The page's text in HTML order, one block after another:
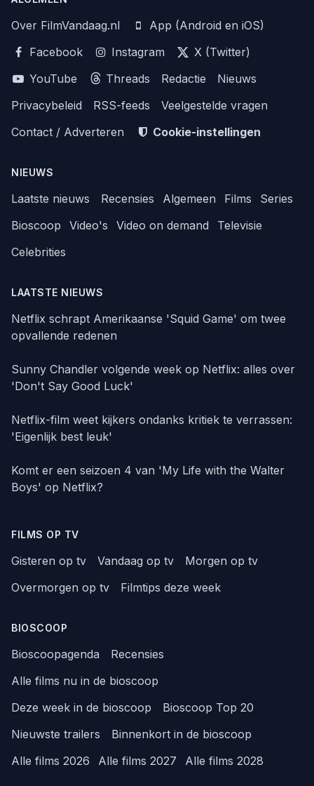
Over FilmVandaag.nl
App (Android en iOS)
Facebook
Instagram
X (Twitter)
YouTube
Threads Redactie
Nieuws
Privacybeleid
RSS-feeds
Veelgestelde vragen
Contact / Adverteren
Cookie-instellingen
NIEUWS
Laatste nieuws Recensies Algemeen Films
Series
Bioscoop
Video's Video on demand
Televisie
Celebrities
LAATSTE NIEUWS
Netflix schrapt Amerikaanse 'Squid Game' om twee
opvallende redenen
Sunny Chandler volgende week op Netflix: alles over
'Don't Say Good Luck'
Netflix-film weet kijkers ondanks kritiek te verrassen:
'Eigenlijk best leuk'
Komt er een seizoen 4 van 'My Life with the Walter
Boys' op Netflix?
FILMS OP TV
Gisteren op tv Vandaag op tv
Morgen op tv
Overmorgen op tv
Filmtips deze week
BIOSCOOP
Bioscoopagenda
Recensies
Alle films nu in de bioscoop
Deze week in de bioscoop
Bioscoop Top 20
Nieuwste trailers
Binnenkort in de bioscoop
Alle films 2026
Alle films 2027 Alle films 2028